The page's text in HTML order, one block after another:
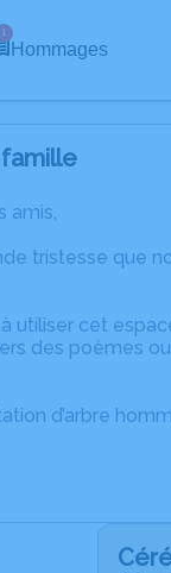
1
Hommages
amis,
tristesse que
utiliser cet
des poèmes
d’arbre